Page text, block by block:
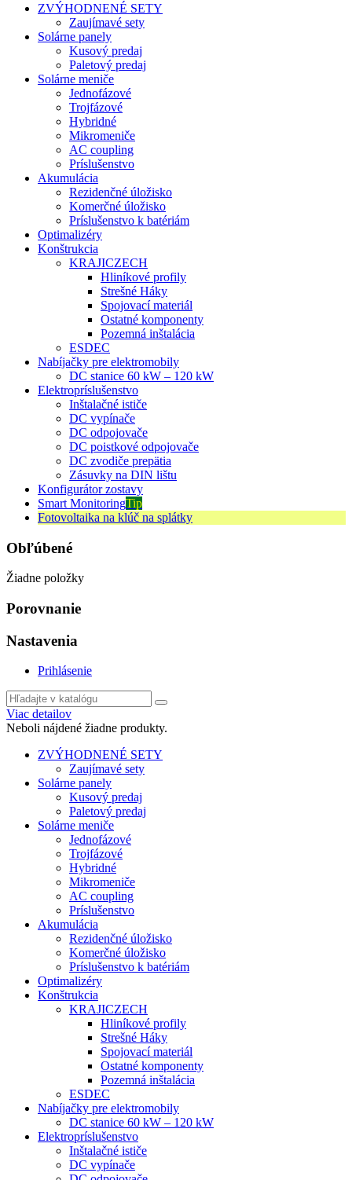
ZVÝHODNENÉ SETY
Zaujímavé sety
Solárne panely
Kusový predaj
Paletový predaj
Solárne meniče
Jednofázové
Trojfázové
Hybridné
Mikromeniče
AC coupling
Príslušenstvo
Akumulácia
Rezidenčné úložisko
Komerčné úložisko
Príslušenstvo k batériám
Optimalizéry
Konštrukcia
KRAJICZECH
Hliníkové profily
Strešné Háky
Spojovací materiál
Ostatné komponenty
Pozemná inštalácia
ESDEC
Nabíjačky pre elektromobily
DC stanice 60 kW – 120 kW
Elektropríslušenstvo
Inštalačné ističe
DC vypínače
DC odpojovače
DC poistkové odpojovače
DC zvodiče prepätia
Zásuvky na DIN lištu
Konfigurátor zostavy
Smart MonitoringTip
Fotovoltaika na klúč na splátky
Obľúbené
Žiadne položky
Porovnanie
Nastavenia
Prihlásenie
Viac detailov
Neboli nájdené žiadne produkty.
ZVÝHODNENÉ SETY
Zaujímavé sety
Solárne panely
Kusový predaj
Paletový predaj
Solárne meniče
Jednofázové
Trojfázové
Hybridné
Mikromeniče
AC coupling
Príslušenstvo
Akumulácia
Rezidenčné úložisko
Komerčné úložisko
Príslušenstvo k batériám
Optimalizéry
Konštrukcia
KRAJICZECH
Hliníkové profily
Strešné Háky
Spojovací materiál
Ostatné komponenty
Pozemná inštalácia
ESDEC
Nabíjačky pre elektromobily
DC stanice 60 kW – 120 kW
Elektropríslušenstvo
Inštalačné ističe
DC vypínače